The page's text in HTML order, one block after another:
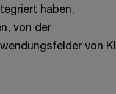
haben,
von der
von KI